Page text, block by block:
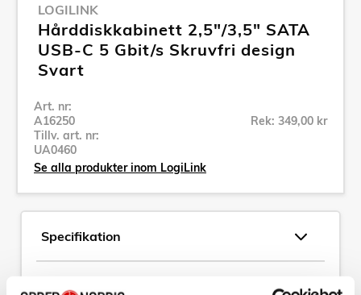
LOGILINK
Hårddiskkabinett 2,5"/3,5" SATA
USB-C 5 Gbit/s Skruvfri design
Svart
Art. nr:
A16250
Tillv. art. nr:
UA0460
Rek: 349,00 kr
Se alla produkter inom LogiLink
Specifikation